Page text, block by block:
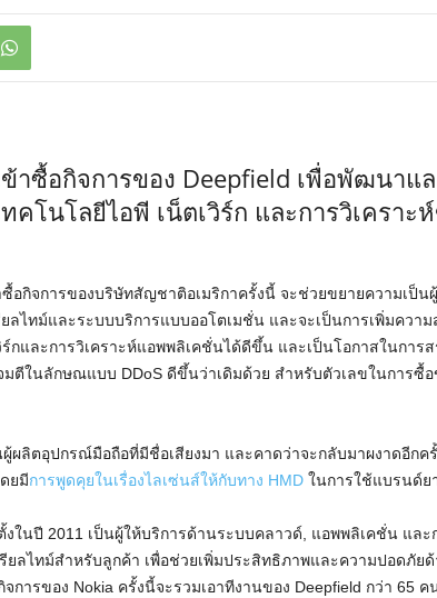
าซื้อกิจการของ Deepfield เพื่อพัฒนาแล
คโนโลยีไอพี เน็ตเวิร์ก และการวิเคราะ
ซื้อกิจการของบริษัทสัญชาติอเมริกาครั้งนี้ จะช่วยขยายความเป็น
ยลไทม์และระบบบริการแบบออโตเมชั่น และจะเป็นการเพิ่มควา
ร์กและการวิเคราะห์แอพพลิเคชั่นได้ดีขึ้น และเป็นโอกาสในการ
มตีในลักษณแบบ DDoS ดีขึ้นว่าเดิมด้วย สำหรับตัวเลขในการซื้อ
ผู้ผลิตอุปกรณ์มือถือที่มีชื่อเสียงมา และคาดว่าจะกลับมาผงาดอีกค
ยมีการพูดคุยในเรื่องไลเซ่นส์ให้กับทาง HMD ในการใช้แบรนด์ย
งในปี 2011 เป็นผู้ให้บริการด้านระบบคลาวด์, แอพพลิเคชั่น และ
ยลไทม์สำหรับลูกค้า เพื่อช่วยเพิ่มประสิทธิภาพและความปอดภัยด้
การของ Nokia ครั้งนี้จะรวมเอาทีงานของ Deepfield กว่า 65 ค